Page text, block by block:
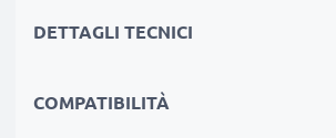
ricaricare
leggero, che non scalda né ingombra
DETTAGLI TECNICI
COMPATIBILITÀ